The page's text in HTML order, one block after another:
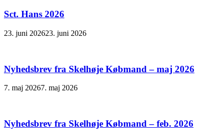
Sct. Hans 2026
23. juni 202623. juni 2026
Nyhedsbrev fra Skelhøje Købmand – maj 2026
7. maj 20267. maj 2026
Nyhedsbrev fra Skelhøje Købmand – feb. 2026